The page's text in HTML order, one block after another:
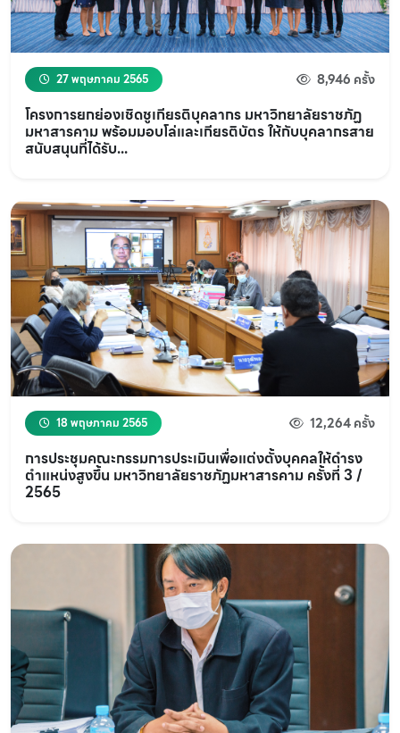
27 พฤษภาคม 2565 8,946 ครั้ง
โครงการยกย่องเชิดชูเกียรติบุคลากร มหาวิทยาลัยราชภัฏ
มหาสารคาม พร้อมมอบโล่และเกียรติบัตร ให้กับบุคลากรสาย
สนับสนุนที่ได้รับ...
18 พฤษภาคม 2565 12,264 ครั้ง
การประชุมคณะกรรมการประเมินเพื่อแต่งตั้งบุคคลให้ดำรง
ตำแหน่งสูงขึ้น มหาวิทยาลัยราชภัฏมหาสารคาม ครั้งที่ 3 /
2565